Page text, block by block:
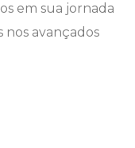
em sua jornada
nos avançados